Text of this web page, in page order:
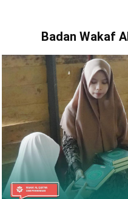
Badan Wakaf